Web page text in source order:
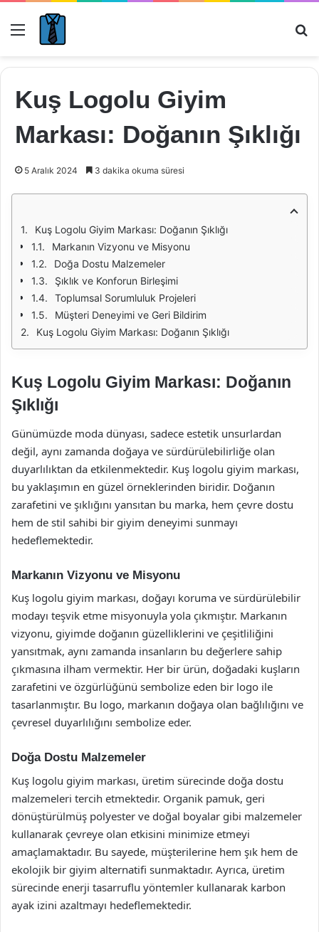
Menü
Kuş Logolu Giyim
Markası: Doğanın Şıklığı
5 Aralık 2024 3 dakika okuma süresi
Kuş Logolu Giyim Markası: Doğanın Şıklığı
Markanın Vizyonu ve Misyonu
Doğa Dostu Malzemeler
Şıklık ve Konforun Birleşimi
Toplumsal Sorumluluk Projeleri
Müşteri Deneyimi ve Geri Bildirim
Kuş Logolu Giyim Markası: Doğanın Şıklığı
Kuş Logolu Giyim Markası: Doğanın
Şıklığı
Günümüzde moda dünyası, sadece estetik unsurlardan
değil, aynı zamanda doğaya ve sürdürülebilirliğe olan
duyarlılıktan da etkilenmektedir. Kuş logolu giyim markası,
bu yaklaşımın en güzel örneklerinden biridir. Doğanın
zarafetini ve şıklığını yansıtan bu marka, hem çevre dostu
hem de stil sahibi bir giyim deneyimi sunmayı
hedeflemektedir.
Markanın Vizyonu ve Misyonu
Kuş logolu giyim markası, doğayı koruma ve sürdürülebilir
modayı teşvik etme misyonuyla yola çıkmıştır. Markanın
vizyonu, giyimde doğanın güzelliklerini ve çeşitliliğini
yansıtmak, aynı zamanda insanların bu değerlere sahip
çıkmasına ilham vermektir. Her bir ürün, doğadaki kuşların
zarafetini ve özgürlüğünü sembolize eden bir logo ile
tasarlanmıştır. Bu logo, markanın doğaya olan bağlılığını ve
çevresel duyarlılığını sembolize eder.
Doğa Dostu Malzemeler
Kuş logolu giyim markası, üretim sürecinde doğa dostu
malzemeleri tercih etmektedir. Organik pamuk, geri
dönüştürülmüş polyester ve doğal boyalar gibi malzemeler
kullanarak çevreye olan etkisini minimize etmeyi
amaçlamaktadır. Bu sayede, müşterilerine hem şık hem de
ekolojik bir giyim alternatifi sunmaktadır. Ayrıca, üretim
sürecinde enerji tasarruflu yöntemler kullanarak karbon
ayak izini azaltmayı hedeflemektedir.